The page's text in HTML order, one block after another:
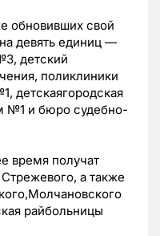
обновивших свой
девять единиц —
детский
поликлиники
детскаягородская
№1 и бюро судебно-
время получат
а также
райбольницы